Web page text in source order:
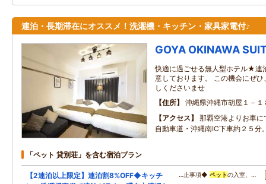
連泊・長期滞在にオススメ！洗濯機・キッチン・家具家電付♪
GOYA OKINAWA
快適に過ごせる無人型ホテル★連
意しております。 この機会にぜ
しくださいませ
住所
沖縄県沖縄市胡屋１－１
アクセス
那覇空港よりお車
自動車道・沖縄南IC下車約２５分
「ペット 貸別荘」を含む宿泊プラン
【2連泊以上限定】連泊割8%OFF◆キッチ
…止事項◆ ペットの入室、…